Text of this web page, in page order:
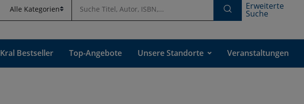
Erweiterte
Suche
Kral Bestseller Top-Angebote Unsere Standorte Veranstaltungen